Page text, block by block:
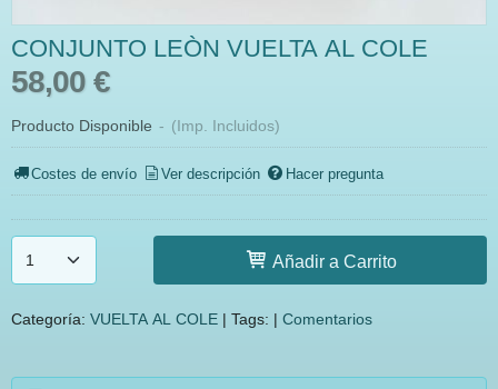
CONJUNTO LEÒN VUELTA AL COLE
58,00 €
Producto Disponible - (Imp. Incluidos)
Costes de envío Ver descripción Hacer pregunta
Añadir a Carrito
Categoría: VUELTA AL COLE | Tags: | Comentarios